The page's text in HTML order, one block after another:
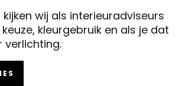
wij als interieuradviseurs
kleurgebruik en als je dat
verlichting.